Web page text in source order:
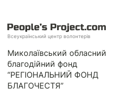
Всеукраїнський центр волонтерів
Миколаївський обласний
благодійний фонд
“РЕГІОНАЛЬНИЙ ФОНД
БЛАГОЧЕСТЯ”